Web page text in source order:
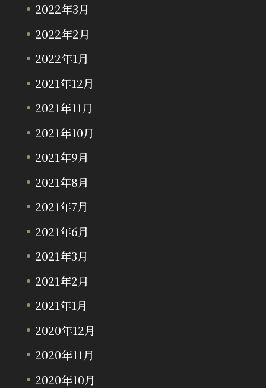
2022年3月
2022年2月
2022年1月
2021年12月
2021年11月
2021年10月
2021年9月
2021年8月
2021年7月
2021年6月
2021年3月
2021年2月
2021年1月
2020年12月
2020年11月
2020年10月